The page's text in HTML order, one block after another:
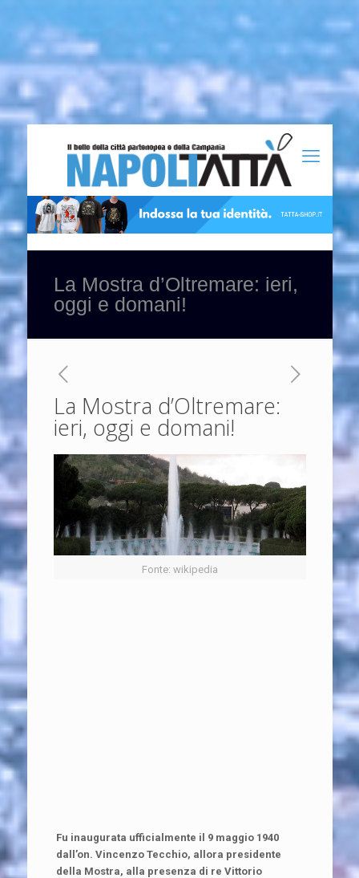
La Mostra d’Oltremare: ieri,
oggi e domani!
La Mostra d’Oltremare:
ieri, oggi e domani!
Fonte: wikipedia
Fu inaugurata ufficialmente il 9 maggio 1940
dall’on. Vincenzo Tecchio, allora presidente
della Mostra, alla presenza di re Vittorio